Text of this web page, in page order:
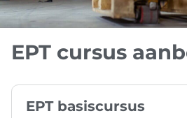
EPT cursus
EPT basiscursus